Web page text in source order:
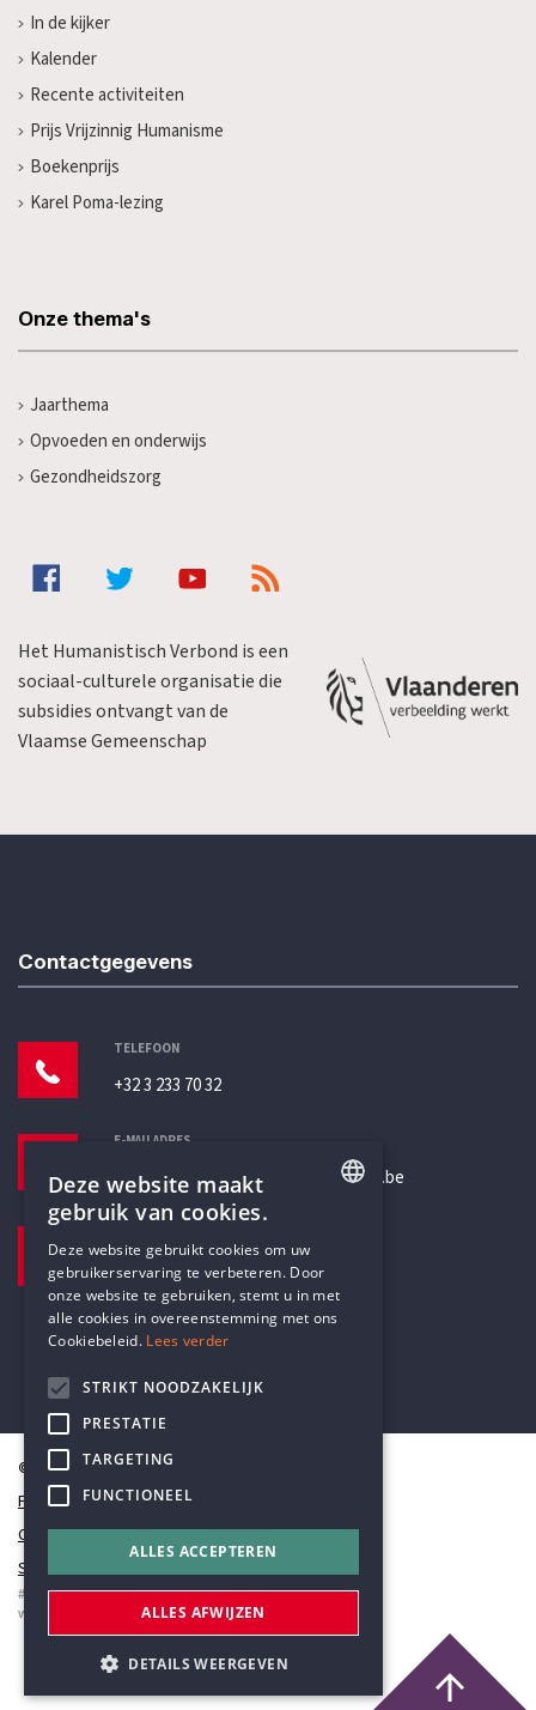
In de kijker
Kalender
Recente activiteiten
Prijs Vrijzinnig Humanisme
Boekenprijs
Karel Poma-lezing
Onze thema's
Jaarthema
Opvoeden en onderwijs
Gezondheidszorg
Het Humanistisch Verbond is een
sociaal-culturele organisatie die
subsidies ontvangt van de
Vlaamse Gemeenschap
Contactgegevens
TELEFOON
+32 3 233 70 32
E-MAILADRES
secretariaat@humanistischverbond.be
Pottenbrug 4
Antwerpen, 2000
© Humanistisch Verbond 2026
Privacy
Cookiestatement
Sitemap
#codedwithlove byCodelines
webapplicaties
mobiele apps&maatwerk websites
DUTCH
Deze website maakt
gebruik van cookies.
Deze website gebruikt cookies om uw
gebruikerservaring te verbeteren. Door
onze website te gebruiken, stemt u in met
alle cookies in overeenstemming met ons
Cookiebeleid. Lees verder
STRIKT NOODZAKELIJK
PRESTATIE
TARGETING
FUNCTIONEEL
ALLES ACCEPTEREN
ALLES AFWIJZEN
DETAILS WEERGEVEN